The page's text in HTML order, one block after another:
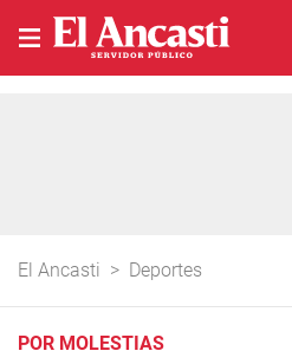
El Ancasti > Deportes
POR MOLESTIAS